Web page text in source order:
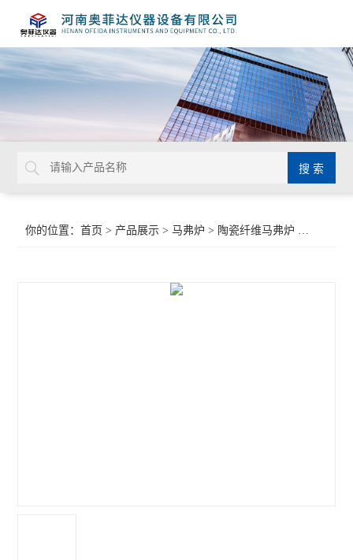
你的位置：首页 > 产品展示 >马弗炉 > 陶瓷纤维马弗炉